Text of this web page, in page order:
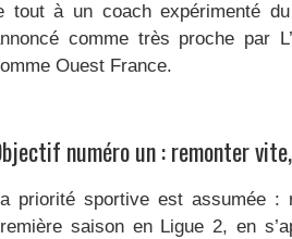
tout à un coach expérimenté
comme très proche par
Ouest France.
numéro un : remonter
priorité sportive est assumée :
saison en Ligue 2, en